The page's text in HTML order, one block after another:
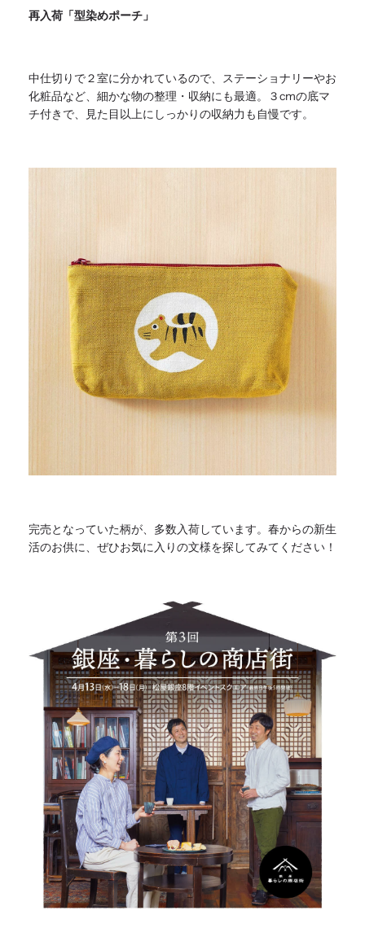
再入荷「型染めポーチ」
中仕切りで２室に分かれているので、
ステーショナリーやお
化粧品など、細かな物の整理・ 収納にも最適。３cmの底マ
チ付きで、
見た目以上にしっかりの収納力も自慢です。
完売となっていた柄が、多数入荷しています。 春からの新生
活のお供に、 ぜひお気に入りの文様を探してみてください！